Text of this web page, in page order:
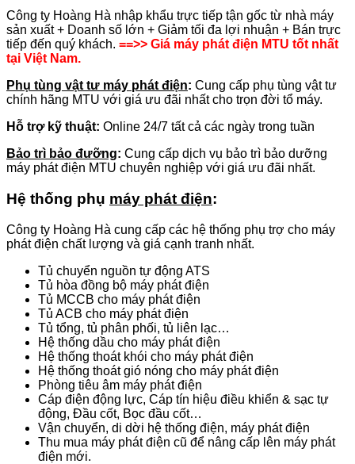
Công ty Hoàng Hà nhập khẩu trực tiếp tận gốc từ nhà máy
sản xuất + Doanh số lớn + Giảm tối đa lợi nhuận + Bán trực
tiếp đến quý khách. ==>> Giá máy phát điện MTU tốt nhất
tại Việt Nam.
Phụ tùng vật tư máy phát điện: Cung cấp phụ tùng vật tư
chính hãng MTU với giá ưu đãi nhất cho trọn đời tổ máy.
Hỗ trợ kỹ thuật: Online 24/7 tất cả các ngày trong tuần
Bảo trì bảo đưỡng: Cung cấp dịch vụ bảo trì bảo dưỡng
máy phát điện MTU chuyên nghiệp với giá ưu đãi nhất.
Hệ thống phụ máy phát điện:
Công ty Hoàng Hà cung cấp các hệ thống phụ trợ cho máy
phát điện chất lượng và giá cạnh tranh nhất.
Tủ chuyển nguồn tự động ATS
Tủ hòa đồng bộ máy phát điện
Tủ MCCB cho máy phát điện
Tủ ACB cho máy phát điện
Tủ tổng, tủ phân phối, tủ liên lạc…
Hệ thống dầu cho máy phát điện
Hệ thống thoát khói cho máy phát điện
Hệ thống thoát gió nóng cho máy phát điện
Phòng tiêu âm máy phát điện
Cáp điện động lực, Cáp tín hiệu điều khiển & sạc tự
động, Đầu cốt, Bọc đầu cốt…
Vận chuyển, di dời hệ thống điện, máy phát điện
Thu mua máy phát điện cũ để nâng cấp lên máy phát
điện mới.